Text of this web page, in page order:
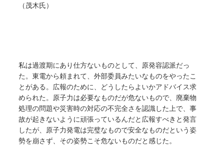
（茂木氏）
私は過渡期にあり仕方ないものとして、原発容認派だっ
た。東電から頼まれて、外部委員みたいなものをやったこ
とがある。広報のために、どうしたらよいかアドバイス求
められた。原子力は必要なものだが危ないもので、廃棄物
処理の問題や災害時の対応の不完全さを認識した上で、事
故が起きないように頑張っているんだと広報すべきと発言
したが、原子力発電は完璧なもので安全なものだという姿
勢を崩さず、その姿勢こそ危ないものだと感じた。